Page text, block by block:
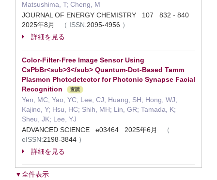
Matsushima, T; Cheng, M
JOURNAL OF ENERGY CHEMISTRY 107 832 - 840
2025年8月
（ ISSN:2095-4956 ）
詳細を見る
Color-Filter-Free Image Sensor Using
CsPbBr<sub>3</sub> Quantum-Dot-Based Tamm
Plasmon Photodetector for Photonic Synapse Facial
Recognition
査読
Yen, MC; Yao, YC; Lee, CJ; Huang, SH; Hong, WJ;
Kajino, Y; Hsu, HC; Shih, MH; Lin, GR; Tamada, K;
Sheu, JK; Lee, YJ
ADVANCED SCIENCE e03464 2025年6月
（
eISSN:2198-3844 ）
詳細を見る
▼全件表示